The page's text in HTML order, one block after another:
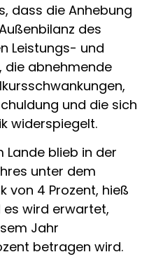
dass die Anhebung
des
Leistungs- und
die abnehmende
und die sich
widerspiegelt.
Lande blieb in der
unter dem
von 4 Prozent, hieß
es wird erwartet,
Jahr
betragen wird.